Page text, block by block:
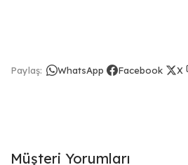
Paylaş: WhatsApp Facebook X
Müşteri Yorumları